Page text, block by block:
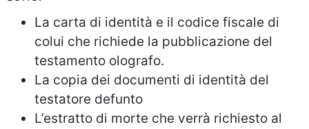
La carta di identità e il codice fiscale di
colui che richiede la pubblicazione del
testamento olografo.
La copia dei documenti di identità del
testatore defunto
L’estratto di morte che verrà richiesto al